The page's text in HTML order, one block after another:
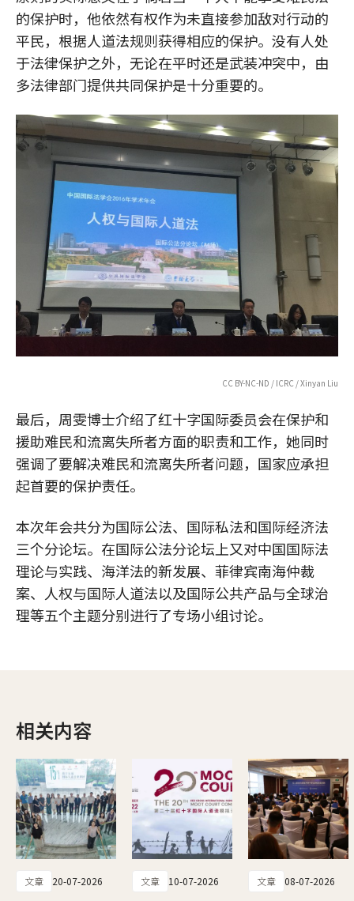
的保护时，他依然有权作为未直接参加敌对行动的
平民，根据人道法规则获得相应的保护。没有人处
于法律保护之外，无论在平时还是武装冲突中，由
多法律部门提供共同保护是十分重要的。
CC BY-NC-ND / ICRC / Xinyan Liu
最后，周雯博士介绍了红十字国际委员会在保护和
援助难民和流离失所者方面的职责和工作，她同时
强调了要解决难民和流离失所者问题，国家应承担
起首要的保护责任。
本次年会共分为国际公法、国际私法和国际经济法
三个分论坛。在国际公法分论坛上又对中国国际法
理论与实践、海洋法的新发展、菲律宾南海仲裁
案、人权与国际人道法以及国际公共产品与全球治
理等五个主题分别进行了专场小组讨论。
相关内容
文章 20-07-2026 文章 10-07-2026 文章 08-07-2026